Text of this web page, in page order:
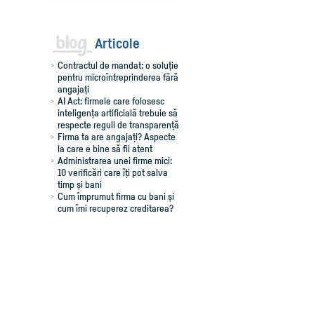
adaptat
Articole
Contractul de mandat: o soluție
pentru microîntreprinderea fără
angajați
AI Act: firmele care folosesc
inteligența artificială trebuie să
respecte reguli de transparență
Firma ta are angajați? Aspecte
la care e bine să fii atent
Administrarea unei firme mici:
10 verificări care îți pot salva
timp și bani
Cum împrumut firma cu bani și
cum îmi recuperez creditarea?